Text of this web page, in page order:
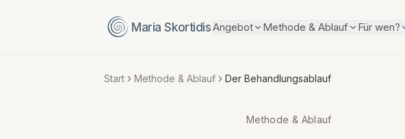
Maria SkortidisAngebot Methode & Ablauf Für wen?
Start Methode & Ablauf Der Behandlungsablauf
Methode & Ablauf